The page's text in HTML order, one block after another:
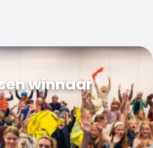
winnaar